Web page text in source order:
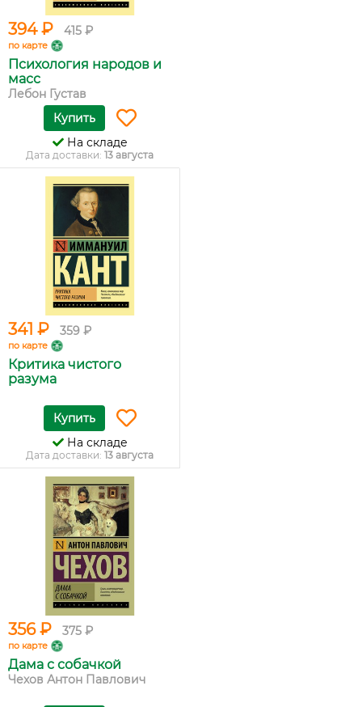
394 ₽ 415 ₽
по карте
Психология народов и
масс
Лебон Густав
Купить
На складе
Дата доставки: 13 августа
341 ₽ 359 ₽
по карте
Критика чистого
разума
Купить
На складе
Дата доставки: 13 августа
356 ₽ 375 ₽
по карте
Дама с собачкой
Чехов Антон Павлович